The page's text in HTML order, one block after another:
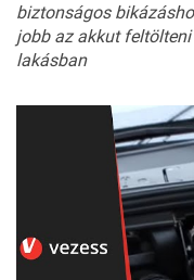
biztonságos
jobb az akkut
lakásban